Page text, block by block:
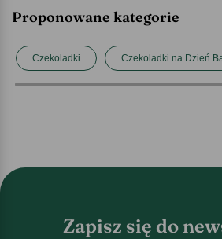
Proponowane kategorie
Czekoladki Czekoladki na Dzień
Zapisz się do